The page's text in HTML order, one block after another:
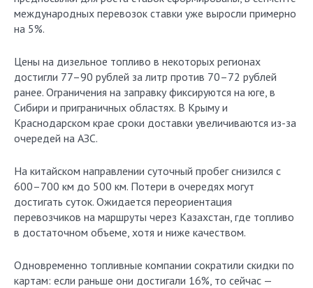
международных перевозок ставки уже выросли примерно
на 5%.
Цены на дизельное топливо в некоторых регионах
достигли 77–90 рублей за литр против 70–72 рублей
ранее. Ограничения на заправку фиксируются на юге, в
Сибири и приграничных областях. В Крыму и
Краснодарском крае сроки доставки увеличиваются из-за
очередей на АЗС.
На китайском направлении суточный пробег снизился с
600–700 км до 500 км. Потери в очередях могут
достигать суток. Ожидается переориентация
перевозчиков на маршруты через Казахстан, где топливо
в достаточном объеме, хотя и ниже качеством.
Одновременно топливные компании сократили скидки по
картам: если раньше они достигали 16%, то сейчас —